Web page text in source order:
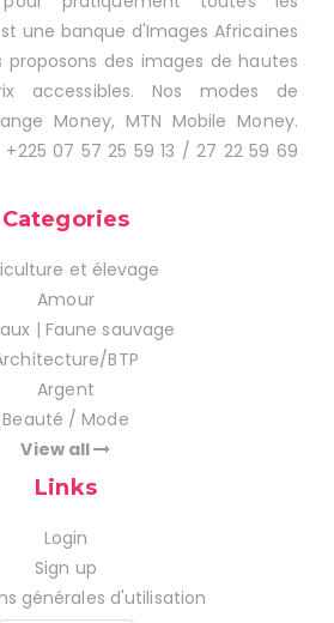
une banque d'Images Africaines
proposons des images de hautes
accessibles. Nos modes de
Money, MTN Mobile Money.
07 57 25 59 13 / 27 22 59 69
Categories
et élevage
Amour
| Faune sauvage
BTP
Argent
Beauté / Mode
View all
Links
Login
Sign up
générales d'utilisation